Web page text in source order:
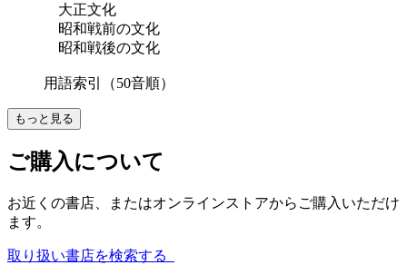
大正文化
昭和戦前の文化
昭和戦後の文化
用語索引（50音順）
もっと見る
ご購入について
お近くの書店、またはオンラインストアからご購入いただけ
ます。
取り扱い書店を検索する